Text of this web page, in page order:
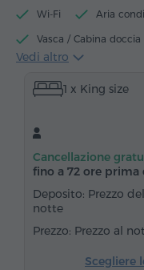
Wi-Fi Aria
Vasca / Cabina doccia
Bollitore elettrico
Asciugamani
Armadio/Guardaroba
Divano Poltrona
Telefono
Moquette
Vedi altro
1 x King size
Cancellazione
fino a 72 ore prima
Deposito: Prezzo
notte
Prezzo al
Scegliere